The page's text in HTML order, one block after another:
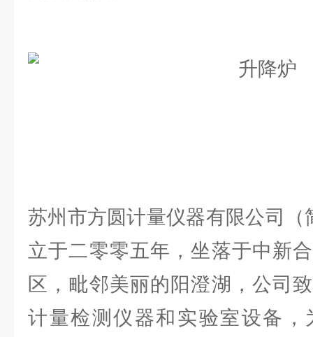
苏州市方圆计量仪器有限公司（
立于二零零五年，坐落于中新
区，毗邻美丽的阳澄湖，公司
计量检测仪器和实验室设备，